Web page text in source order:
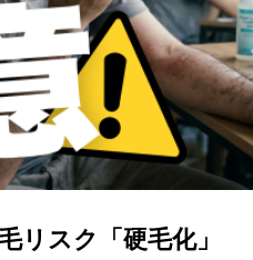
リスク「硬毛化」